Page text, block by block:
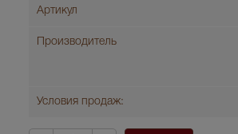
Артикул
Производитель
Условия продаж: